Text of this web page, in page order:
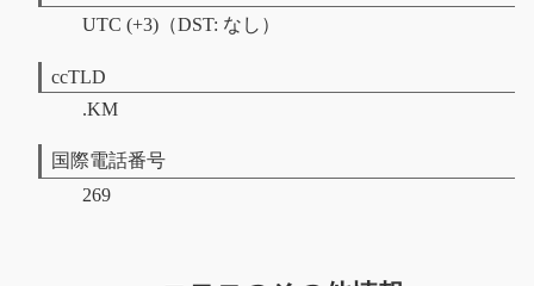
UTC (+3)（DST: なし）
ccTLD
.KM
国際電話番号
269